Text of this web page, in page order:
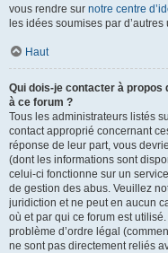
vous rendre sur notre centre
les idées soumises par
Haut
Qui dois-je contacter à propos
à ce forum ?
Tous les administrateurs listés
contact approprié concernant
réponse de leur part, vous
(dont les informations sont
celui-ci fonctionne sur un
de gestion des abus. Veuillez
juridiction et ne peut en aucun
où et par qui ce forum est
problème d’ordre légal
ne sont pas directement reliés